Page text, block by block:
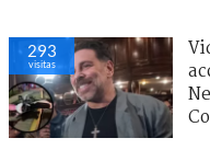
293
visitas